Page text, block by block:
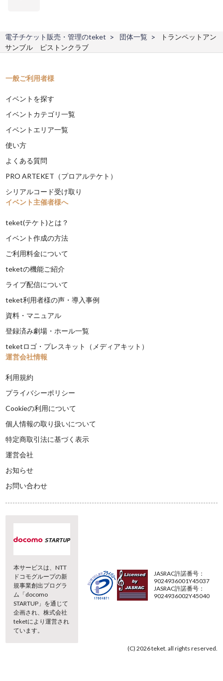
電子チケット販売・管理のteket 団体一覧
トランペットアン
サンブル ピストンクラブ
一般ご利用者様
イベントを探す
イベントカテゴリ一覧
イベントエリア一覧
使い方
よくある質問
PRO ARTEKET（プロアルテケト）
シリアルコード受け取り
イベント主催者様へ
teket(テケト)とは？
イベント作成の方法
ご利用料金について
teketの機能ご紹介
ライブ配信について
teket利用者様の声・導入事例
資料・マニュアル
登録済み劇場・ホール一覧
teketロゴ・プレスキット（メディアキット）
運営会社情報
利用規約
プライバシーポリシー
Cookieの利用について
個人情報の取り扱いについて
特定商取引法に基づく表示
運営会社
お知らせ
お問い合わせ
本サービスは、NTT
ドコモグループの新
規事業創出プログラ
ム「docomo
STARTUP」を通じて
企画され、株式会社
teketにより運営され
ています。
JASRAC許諾番号：
9024936001Y45037
JASRAC許諾番号：
9024936002Y45040
(C) 2026 teket. all rights reserved.